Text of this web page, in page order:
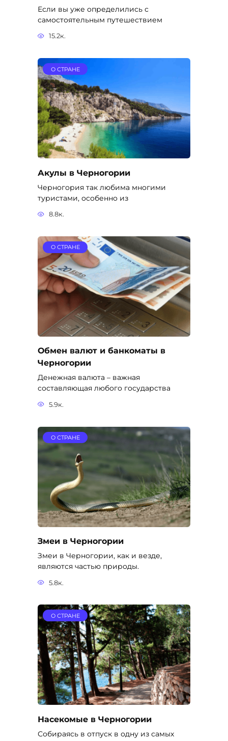
Если вы уже определились с
самостоятельным путешествием
15.2к.
О СТРАНЕ
Акулы в Черногории
Черногория так любима многими
туристами, особенно из
8.8к.
О СТРАНЕ
Обмен валют и банкоматы в
Черногории
Денежная валюта – важная
составляющая любого государства
5.9к.
О СТРАНЕ
Змеи в Черногории
Змеи в Черногории, как и везде,
являются частью природы.
5.8к.
О СТРАНЕ
Насекомые в Черногории
Собираясь в отпуск в одну из самых